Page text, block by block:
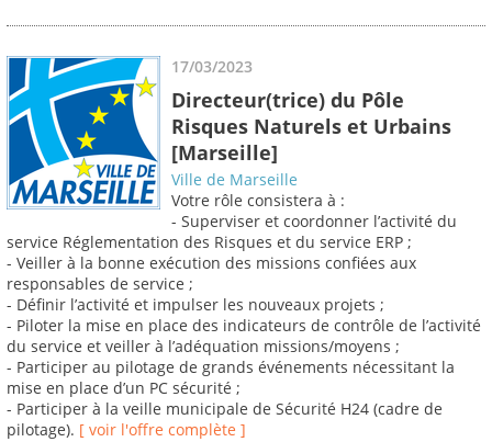
17/03/2023
Directeur(trice) du Pôle
Risques Naturels et Urbains
[Marseille]
Ville de Marseille
Votre rôle consistera à :
- Superviser et coordonner l’activité du
service Réglementation des Risques et du service ERP ;
- Veiller à la bonne exécution des missions confiées aux
responsables de service ;
- Définir l’activité et impulser les nouveaux projets ;
- Piloter la mise en place des indicateurs de contrôle de l’activité
du service et veiller à l’adéquation missions/moyens ;
- Participer au pilotage de grands événements nécessitant la
mise en place d’un PC sécurité ;
- Participer à la veille municipale de Sécurité H24 (cadre de
pilotage). [ voir l'offre complète ]